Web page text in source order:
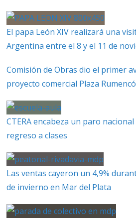
El papa León XIV realizará una
Argentina entre el 8 y el 11 de
Comisión de Obras dio el primer
proyecto comercial Plaza Rumencó
CTERA encabeza un paro
regreso a clases
Las ventas cayeron un 4,9%
de invierno en Mar del Plata